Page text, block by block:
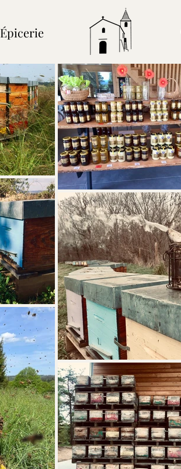
Épicerie